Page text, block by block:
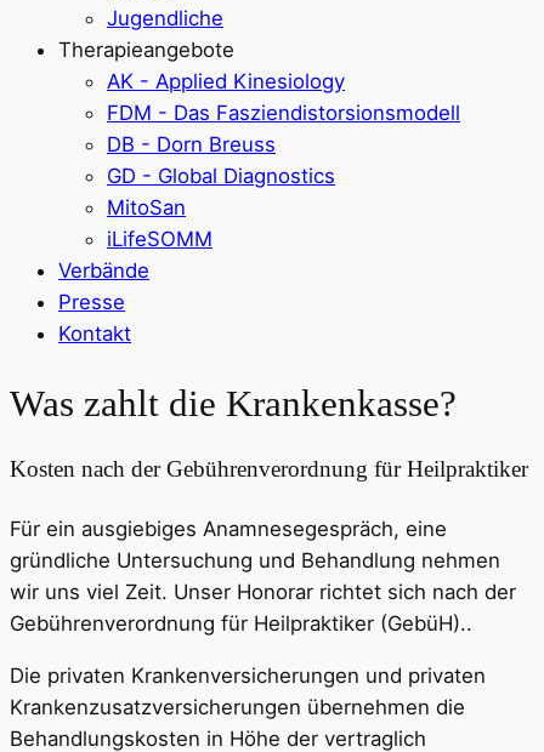
Jugendliche
Therapieangebote
AK - Applied Kinesiology
FDM - Das Fasziendistorsionsmodell
DB - Dorn Breuss
GD - Global Diagnostics
MitoSan
iLifeSOMM
Verbände
Presse
Kontakt
Was zahlt die Krankenkasse?
Kosten nach der Gebührenverordnung für Heilpraktiker
Für ein ausgiebiges Anamnesegespräch, eine
gründliche Untersuchung und Behandlung nehmen
wir uns viel Zeit. Unser Honorar richtet sich nach der
Gebührenverordnung für Heilpraktiker (GebüH)..
Die privaten Krankenversicherungen und privaten
Krankenzusatzversicherungen übernehmen die
Behandlungskosten in Höhe der vertraglich